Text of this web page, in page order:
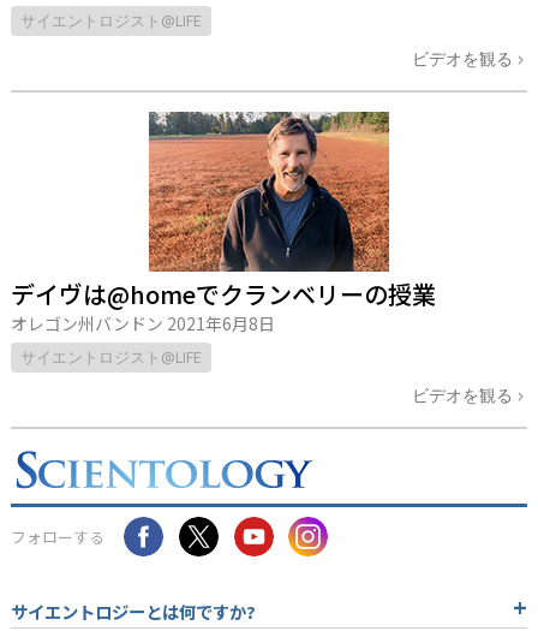
サイエントロジスト@LIFE
ビデオを観る
デイヴは@homeでクランベリーの授業
オレゴン州バンドン 2021年6月8日
サイエントロジスト@LIFE
ビデオを観る
フォローする
サイエントロジーとは何ですか?